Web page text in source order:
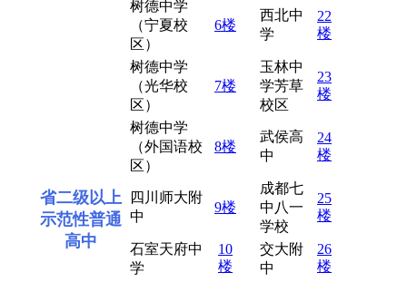
省二级以上
示范性普通
高中
树德中学
（宁夏校
区）
6楼
西北中
学
22
楼
树德中学
（光华校
区）
7楼
玉林中
学芳草
校区
23
楼
树德中学
（外国语校
区）
8楼
武侯高
中
24
楼
四川师大附
中
9楼
成都七
中八一
学校
25
楼
石室天府中
学
10
楼
交大附
中
26
楼